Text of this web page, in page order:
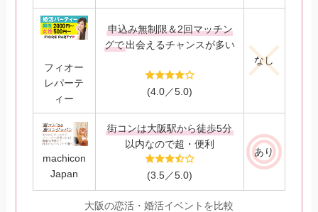
フィオー
レパーテ
ィー
申込み無制限＆2回マッチン
グで出会えるチャンスが多い
(4.0／5.0)
なし
machicon
Japan
街コンは大阪駅から徒歩5分
以内なので超・便利
(3.5／5.0)
あり
大阪の恋活・婚活イベントを比較